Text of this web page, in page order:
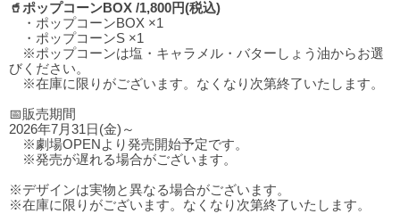
🥤ポップコーンBOX /1,800円(税込)
・ポップコーンBOX ×1
・ポップコーンS ×1
※ポップコーンは塩・キャラメル・バターしょう油からお選
びください。
※在庫に限りがございます。なくなり次第終了いたします。
📅販売期間
2026年7月31日(金)～
※劇場OPENより発売開始予定です。
※発売が遅れる場合がございます。
※デザインは実物と異なる場合がございます。
※在庫に限りがございます。なくなり次第終了いたします。